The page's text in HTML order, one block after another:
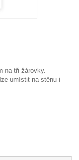
na tři žárovky.
umístit na stěnu i